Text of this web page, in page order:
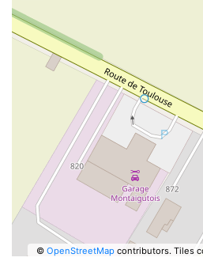
© OpenStreetMapcontributors. Tiles